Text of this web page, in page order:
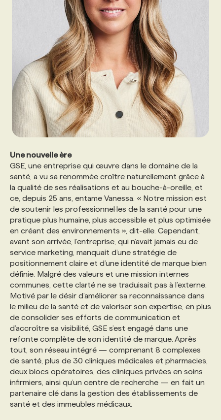
PROGRAMMES DE SUBVENTIONS
FAQ
ANNONCEZ AVEC NOUS
Une nouvelle ère
GSE, une entreprise qui œuvre dans le domaine de la
santé, a vu sa renommée croître naturellement grâce à
la qualité de ses réalisations et au bouche-à-oreille, et
ce, depuis 25 ans, entame Vanessa. « Notre mission est
de soutenir les professionnel·les de la santé pour une
pratique plus humaine, plus accessible et plus optimisée
en créant des environnements », dit-elle. Cependant,
avant son arrivée, l’entreprise, qui n’avait jamais eu de
service marketing, manquait d’une stratégie de
positionnement claire et d’une identité de marque bien
définie. Malgré des valeurs et une mission internes
communes, cette clarté ne se traduisait pas à l’externe.
Motivé par le désir d’améliorer sa reconnaissance dans
le milieu de la santé et de valoriser son expertise, en plus
de consolider ses efforts de communication et
d’accroître sa visibilité, GSE s’est engagé dans une
refonte complète de son identité de marque. Après
tout, son réseau intégré — comprenant 8 complexes
de santé, plus de 30 cliniques médicales et pharmacies,
deux blocs opératoires, des cliniques privées en soins
infirmiers, ainsi qu’un centre de recherche — en fait un
partenaire clé dans la gestion des établissements de
santé et des immeubles médicaux.